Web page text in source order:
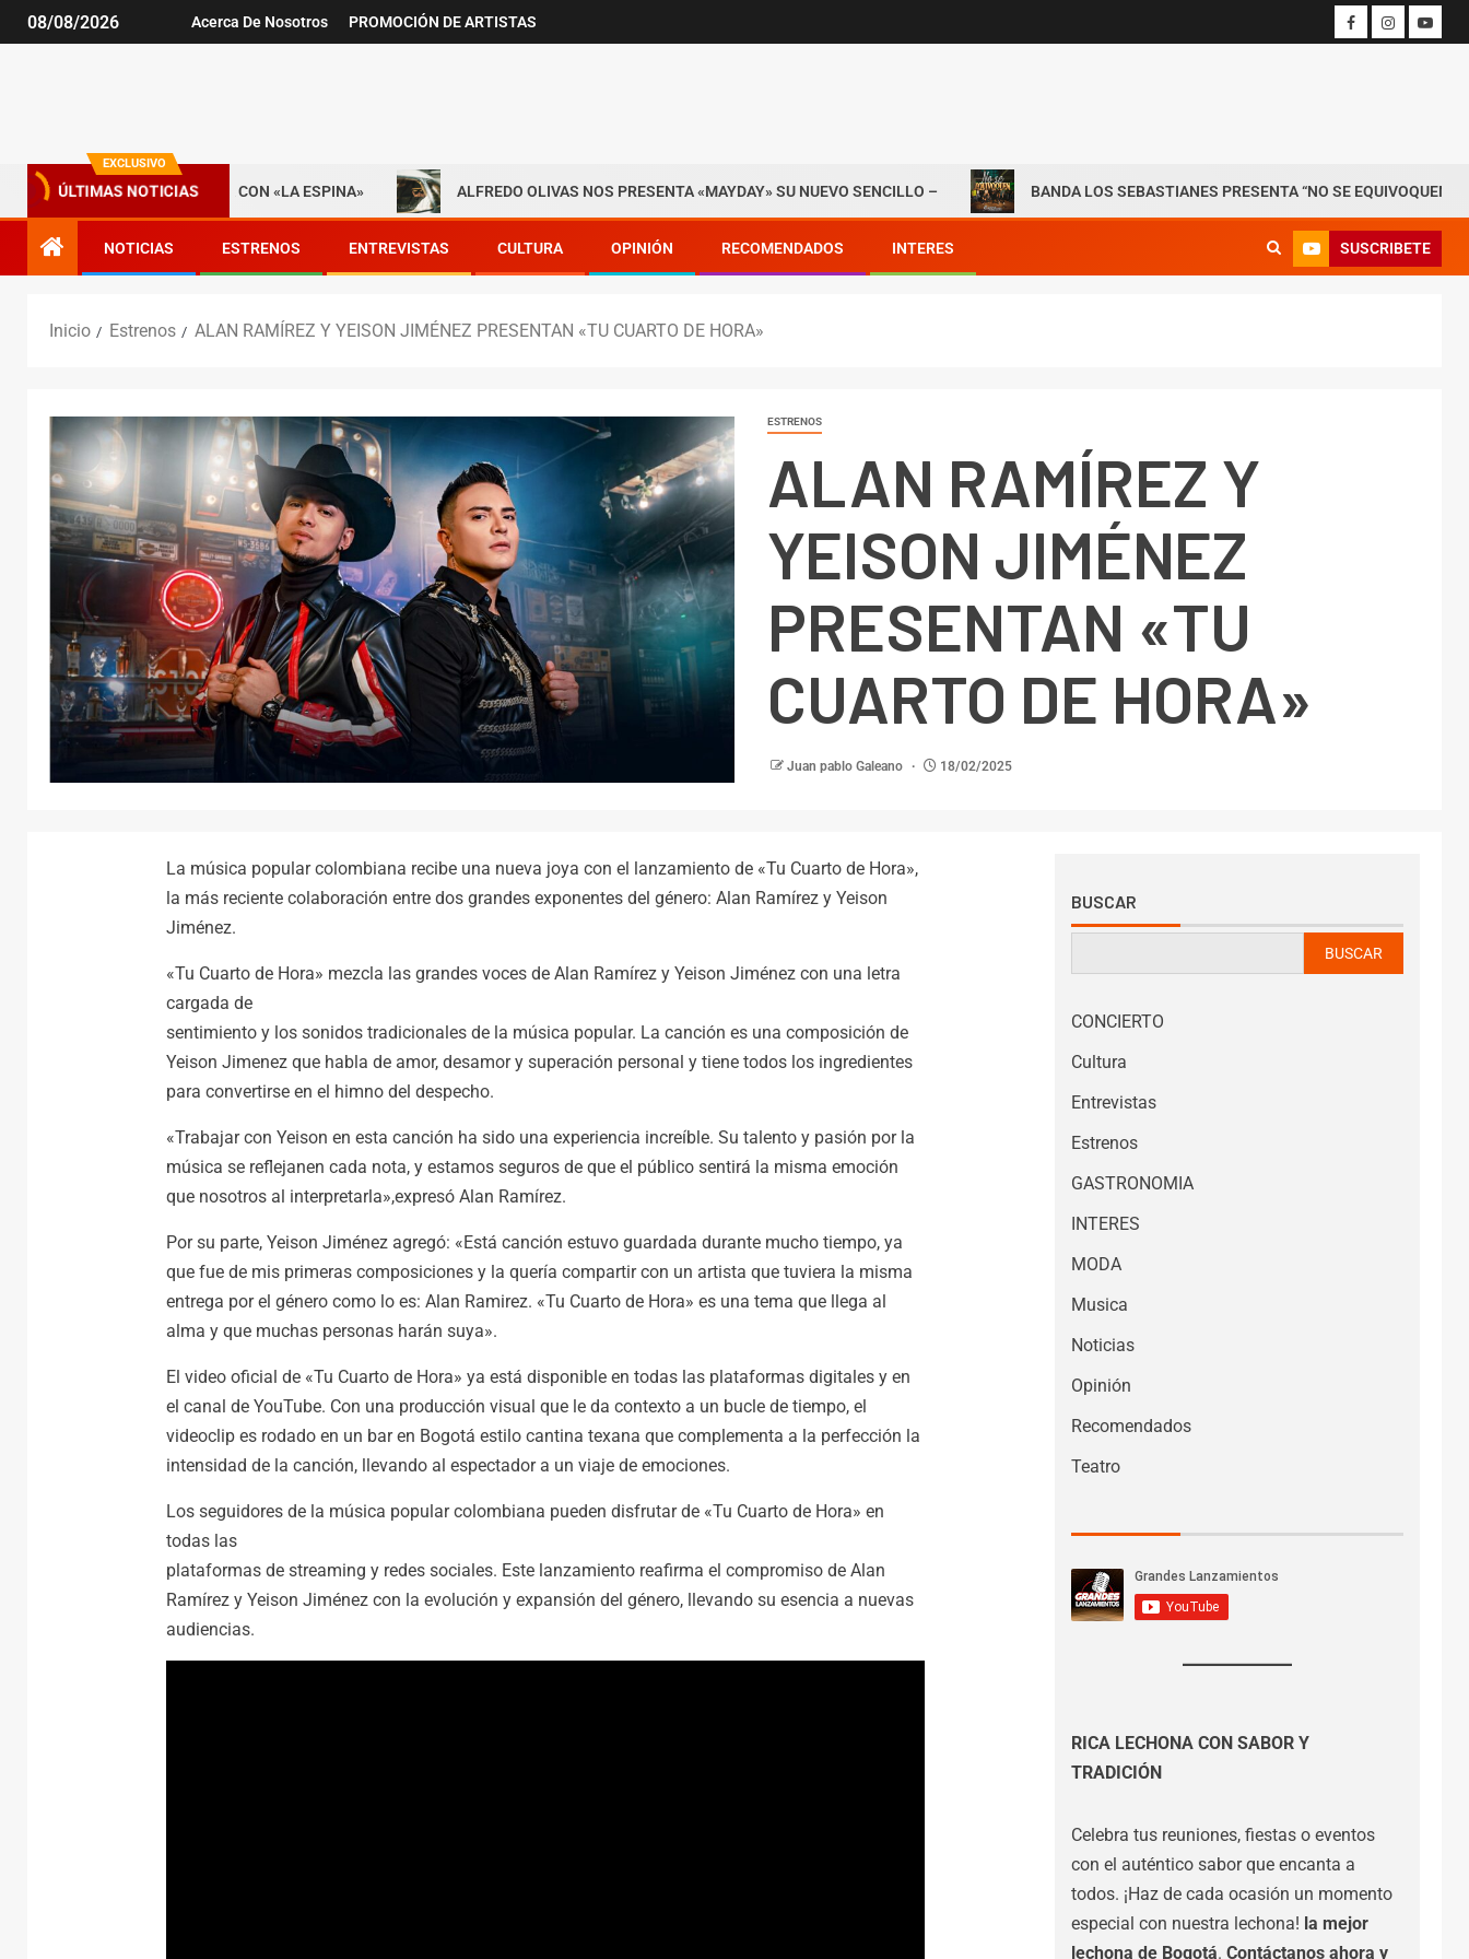
08/08/2026 Acerca De Nosotros PROMOCIÓN DE ARTISTAS
EXCLUSIVO
ÚLTIMAS NOTICIAS
INICIA UNA NUEVA ERA CON «LA ESPINA» ALFREDO OLIVAS NOS PRESENTA «MAYDAY» SU NUEVO SENCILLO – BANDA LOS SEBASTIANES PRESENTA “NO SE EQUIVOQUEN”
NOTICIAS ESTRENOS ENTREVISTAS CULTURA OPINIÓN RECOMENDADOS INTERES SUSCRIBETE
Inicio Estrenos ALAN RAMÍREZ Y YEISON JIMÉNEZ PRESENTAN «TU CUARTO DE HORA»
ESTRENOS
ALAN RAMÍREZ Y
YEISON JIMÉNEZ
PRESENTAN «TU
CUARTO DE HORA»
Juan pablo Galeano 18/02/2025
La música popular colombiana recibe una nueva joya con el lanzamiento de «Tu Cuarto de Hora»,
la más reciente colaboración entre dos grandes exponentes del género: Alan Ramírez y Yeison
Jiménez.
«Tu Cuarto de Hora» mezcla las grandes voces de Alan Ramírez y Yeison Jiménez con una letra
cargada de
sentimiento y los sonidos tradicionales de la música popular. La canción es una composición de
Yeison Jimenez que habla de amor, desamor y superación personal y tiene todos los ingredientes
para convertirse en el himno del despecho.
«Trabajar con Yeison en esta canción ha sido una experiencia increíble. Su talento y pasión por la
música se reflejanen cada nota, y estamos seguros de que el público sentirá la misma emoción
que nosotros al interpretarla»,expresó Alan Ramírez.
Por su parte, Yeison Jiménez agregó: «Está canción estuvo guardada durante mucho tiempo, ya
que fue de mis primeras composiciones y la quería compartir con un artista que tuviera la misma
entrega por el género como lo es: Alan Ramirez. «Tu Cuarto de Hora» es una tema que llega al
alma y que muchas personas harán suya».
El video oficial de «Tu Cuarto de Hora» ya está disponible en todas las plataformas digitales y en
el canal de YouTube. Con una producción visual que le da contexto a un bucle de tiempo, el
videoclip es rodado en un bar en Bogotá estilo cantina texana que complementa a la perfección la
intensidad de la canción, llevando al espectador a un viaje de emociones.
Los seguidores de la música popular colombiana pueden disfrutar de «Tu Cuarto de Hora» en
todas las
plataformas de streaming y redes sociales. Este lanzamiento reafirma el compromiso de Alan
Ramírez y Yeison Jiménez con la evolución y expansión del género, llevando su esencia a nuevas
audiencias.
BUSCAR
BUSCAR
CONCIERTO
Cultura
Entrevistas
Estrenos
GASTRONOMIA
INTERES
MODA
Musica
Noticias
Opinión
Recomendados
Teatro
RICA LECHONA CON SABOR Y
TRADICIÓN
Celebra tus reuniones, fiestas o eventos
con el auténtico sabor que encanta a
todos. ¡Haz de cada ocasión un momento
especial con nuestra lechona! la mejor
lechona de Bogotá. Contáctanos ahora y